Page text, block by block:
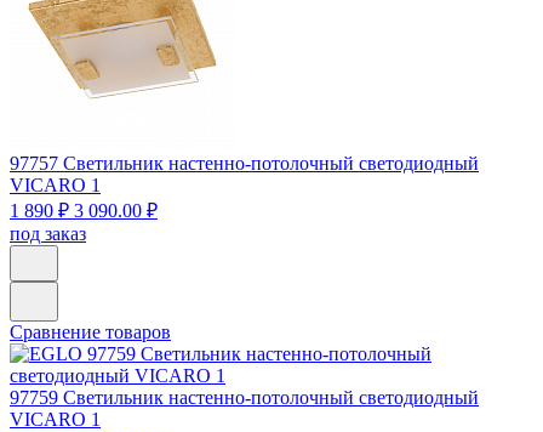
97757 Светильник настенно-потолочный светодиодный
VICARO 1
1 890 ₽ 3 090.00 ₽
под заказ
Сравнение товаров
97759 Светильник настенно-потолочный светодиодный
VICARO 1